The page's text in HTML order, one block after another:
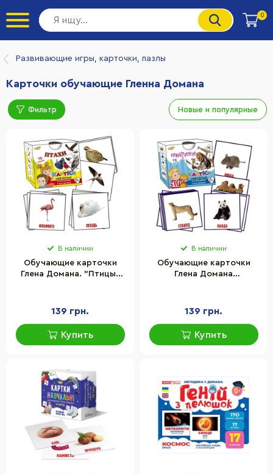
0
Развивающие игры, карточки, пазлы
Карточки обучающие Гленна Домана
Фильтр Новые и популярные
В наличии
Обучающие карточки
Глена Домана. "Птицы"
139 грн.
Купить
В наличии
Обучающие карточки
Глена Домана
139 грн.
Купить